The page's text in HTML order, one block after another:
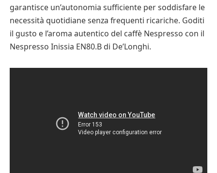
garantisce un’autonomia sufficiente per soddisfare le
necessità quotidiane senza frequenti ricariche. Goditi
il gusto e l’aroma autentico del caffè Nespresso con il
Nespresso Inissia EN80.B di De’Longhi.